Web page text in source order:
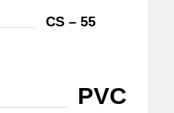
CS – 55
PVC